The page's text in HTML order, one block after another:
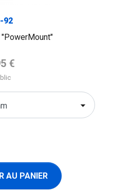
92
de base
€
AU PANIER